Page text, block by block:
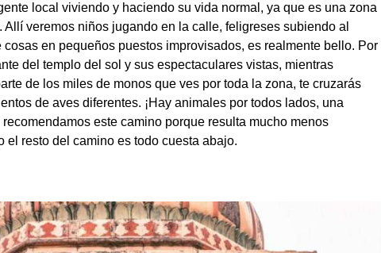
local viviendo y haciendo su vida normal, ya que es una zona
veremos niños jugando en la calle, feligreses subiendo al
en pequeños puestos improvisados, es realmente bello. Por
del templo del sol y sus espectaculares vistas, mientras
de los miles de monos que ves por toda la zona, te cruzarás
de aves diferentes. ¡Hay animales por todos lados, una
este camino porque resulta mucho menos
resto del camino es todo cuesta abajo.